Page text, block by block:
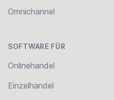
Omnichannel
SOFTWARE FÜR
Onlinehandel
Einzelhandel